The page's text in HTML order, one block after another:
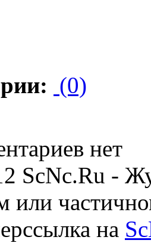
(0)
нет
ScNc.Ru -
на